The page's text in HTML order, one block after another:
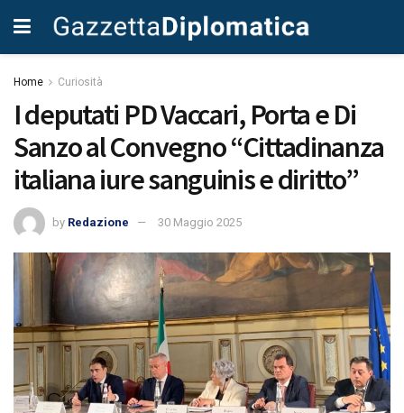
Home Curiosità
I deputati PD Vaccari, Porta e Di
Sanzo al Convegno “Cittadinanza
italiana iure sanguinis e diritto”
by Redazione 30 Maggio 2025